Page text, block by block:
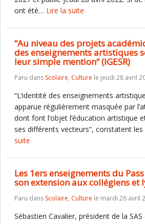
ont été… Lire la suite
“Au niveau des projets
des enseignements artistiques
leur simple mention“ (IGESR)
Paru dans Scolaire, Culture le jeudi 28 avril
“L’identité des enseignements
apparue régulièrement masquée par
dont font l’objet l’éducation artistique
ses différents vecteurs“, constatent
suite
Les 1ers enseignements du
son extension aux collégiens et
Paru dans Scolaire, Culture le mardi 26 avril
Sébastien Cavalier, président de la